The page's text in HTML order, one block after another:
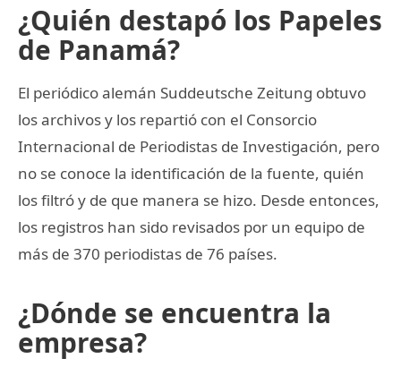
¿Quién destapó los Papeles
de Panamá?
El periódico alemán Suddeutsche Zeitung obtuvo
los archivos y los repartió con el Consorcio
Internacional de Periodistas de Investigación, pero
no se conoce la identificación de la fuente, quién
los filtró y de que manera se hizo. Desde entonces,
los registros han sido revisados por un equipo de
más de 370 periodistas de 76 países.
¿Dónde se encuentra la
empresa?